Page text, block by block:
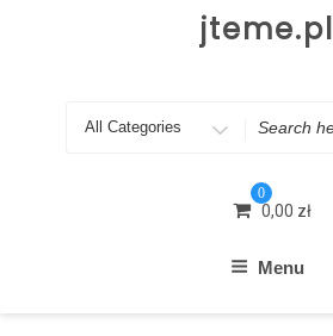
jteme.pl
Search
0
0,00 zł
Menu